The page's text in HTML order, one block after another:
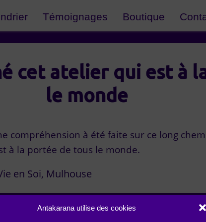
Antakarana utilise des cookies
Témoignages Boutique
cet atelier qui est à
le monde
compréhension à été faite sur ce long
à la portée de tous le monde.
en Soi Mulhouse